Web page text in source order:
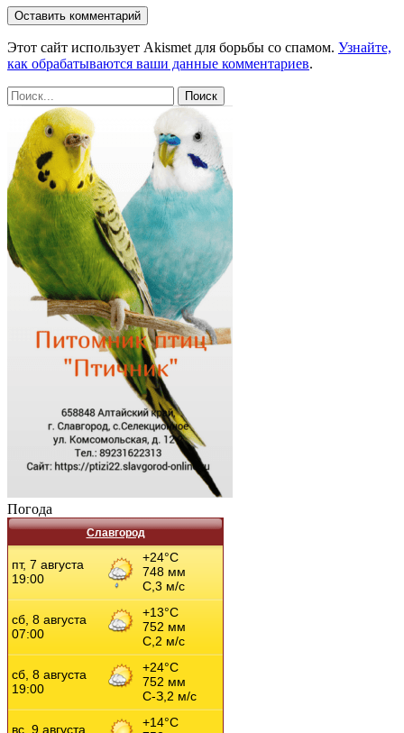
Этот сайт использует Akismet для борьбы со спамом. Узнайте,
как обрабатываются ваши данные комментариев.
Погода
Славгород